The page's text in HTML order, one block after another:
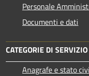
Personale
Documenti e dati
CATEGORIE DI SERVIZIO
Anagrafe e stato